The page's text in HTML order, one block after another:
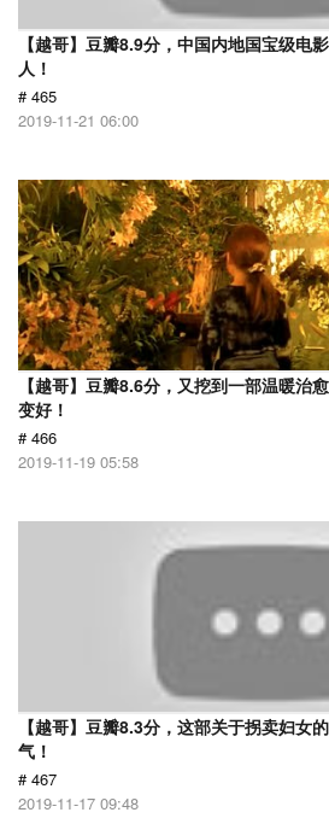
【越哥】豆瓣8.9分，中国内地国宝级电
人！
# 465
2019-11-21 06:00
【越哥】豆瓣8.6分，又挖到一部温暖治
变好！
# 466
2019-11-19 05:58
【越哥】豆瓣8.3分，这部关于拐卖妇女
气！
# 467
2019-11-17 09:48